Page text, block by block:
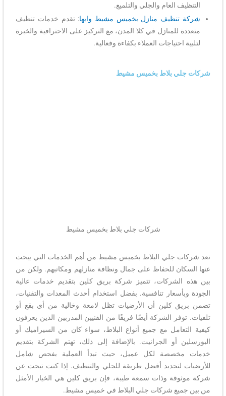
التنظيف العام والجلي والتلميع.
شركة تنظيف منازل بخميس مشيط وابها: تقدم خدمات تنظيف
متعددة للمنازل في كلا المدن، مع التركيز على الاحترافية والخبرة
لتلبية احتياجات العملاء بكفاءة وفعالية.
شركات جلي بلاط بخميس مشيط
شركات جلي بلاط بخميس مشيط
تعد شركات جلي البلاط بخميس مشيط من أهم الخدمات التي يبحث
عنها السكان للحفاظ على جمال ونظافة منازلهم ومكاتبهم. ولكن من
بين هذه الشركات، تتميز شركة بريق كلين بتقديم خدمات عالية
الجودة وبأسعار تنافسية. بفضل استخدام أحدث المعدات والتقنيات،
تضمن بريق كلين أن الأرضيات تظل لامعة وخالية من أي بقع أو
تلفيات. توفر الشركة أيضًا فريقًا من الفنيين المدربين الذين يعرفون
كيفية التعامل مع جميع أنواع البلاط، سواء كان من السيراميك أو
البورسلين أو الجرانيت. بالإضافة إلى ذلك، تهتم الشركة بتقديم
خدمات مخصصة لكل عميل، حيث تبدأ العملية بفحص شامل
للأرضيات لتحديد أفضل طريقة للجلي والتنظيف. إذا كنت تبحث عن
شركة موثوقة وذات سمعة طيبة، فإن بريق كلين هي الخيار الأمثل
من بين جميع شركات جلي البلاط في خميس مشيط.